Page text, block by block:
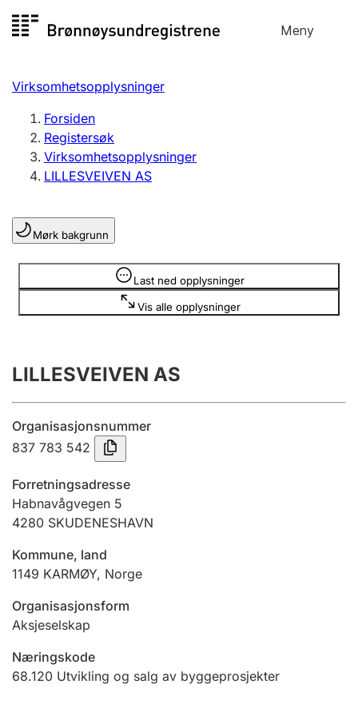
til
Meny
Registersøk
Aksjeselskap
Enkeltpersonforetak
Registrere, endre, slette
Lag og forening
Registrere, endre, slette
Årsregnskap
Innsending og forsinkelsesgebyr
Jeger
Ektepaktveileder
Offentlig sektor
Virksomhetsopplysninger
Forsiden
Registersøk
Virksomhetsopplysninger
LILLESVEIVEN AS
Mørk bakgrunn
Last ned opplysninger
Vis alle opplysninger
Opplysninger er skjult
LILLESVEIVEN AS
Organisasjonsnummer
837 783 542
Forretningsadresse
Habnavågvegen 5
4280 SKUDENESHAVN
Kommune, land
1149 KARMØY, Norge
Organisasjonsform
Aksjeselskap
Næringskode
68.120 Utvikling og salg av byggeprosjekter